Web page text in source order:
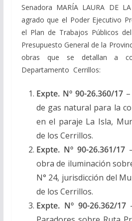
Senadora MARÍA LAURA DE
agrado que el Poder Ejecutivo
el Plan de Trabajos Públicos
Presupuesto General de la
obras que se detallan a
Departamento Cerrillos:
Expte. Nº 90-26.360/17
de gas natural para la
en el paraje La Isla,
de los Cerrillos.
Expte. Nº 90-26.361/17–
obra de iluminación
N° 24, jurisdicción del
de los Cerrillos.
Expte. Nº 90-26.362/17